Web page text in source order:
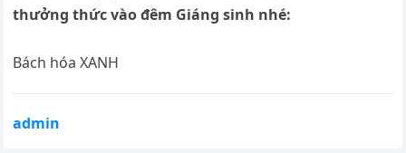
thưởng thức vào đêm Giáng sinh nhé:
Bách hóa XANH
admin